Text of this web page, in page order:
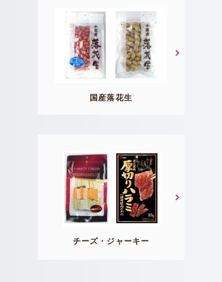
国産落花生
チーズ・ジャーキー